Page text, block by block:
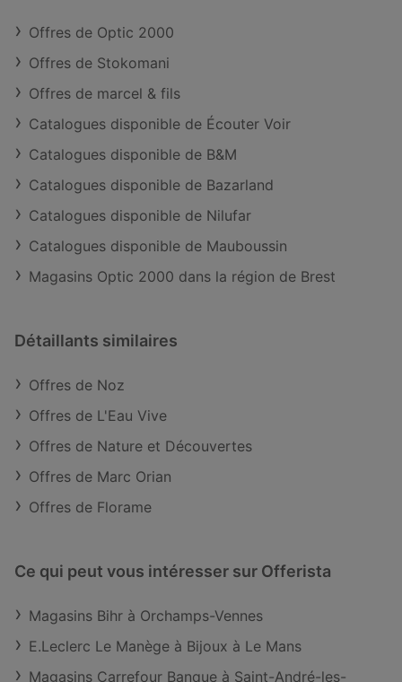
Offres de Optic 2000
Offres de Stokomani
Offres de marcel & fils
Catalogues disponible de Écouter Voir
Catalogues disponible de B&M
Catalogues disponible de Bazarland
Catalogues disponible de Nilufar
Catalogues disponible de Mauboussin
Magasins Optic 2000 dans la région de Brest
Détaillants similaires
Offres de Noz
Offres de L'Eau Vive
Offres de Nature et Découvertes
Offres de Marc Orian
Offres de Florame
Ce qui peut vous intéresser sur Offerista
Magasins Bihr à Orchamps-Vennes
E.Leclerc Le Manège à Bijoux à Le Mans
Magasins Carrefour Banque à Saint-André-les-